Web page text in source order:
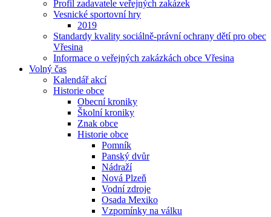
Profil zadavatele veřejných zakázek
Vesnické sportovní hry
2019
Standardy kvality sociálně-právní ochrany dětí pro obec
Vřesina
Informace o veřejných zakázkách obce Vřesina
Volný čas
Kalendář akcí
Historie obce
Obecní kroniky
Školní kroniky
Znak obce
Historie obce
Pomník
Panský dvůr
Nádraží
Nová Plzeň
Vodní zdroje
Osada Mexiko
Vzpomínky na válku